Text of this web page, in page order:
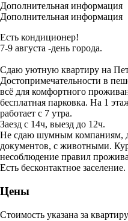
Дополнительная информация
Дополнительная информация
Есть кондиционер!
7-9 августа -день города.
Сдаю уютную квартиру на
Достопримечательности в
всё для комфортного
бесплатная парковка. На 1
работает с 7 утра.
Заезд с 14ч, выезд до 12ч.
Не сдаю шумным компаниям,
документов, с животными.
несоблюдение правил
Есть бесконтактное заселение.
Цены
Стоимость указана за